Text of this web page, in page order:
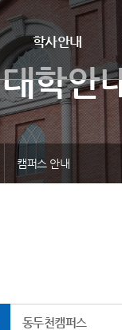
학사안내
캠퍼스 안내
동두천캠퍼스